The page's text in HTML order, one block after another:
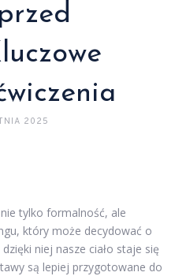
2025
tylko formalność, ale
który może decydować o
niej nasze ciało staje się
są lepiej przygotowane do